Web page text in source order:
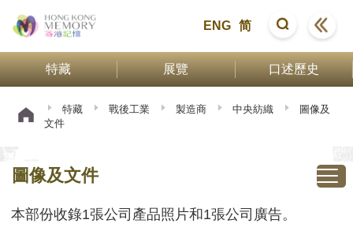
ENG 简
特藏 展覽 口述歷史
特藏 戰後工業 製造商 中央紡織
圖像及
文件
圖像及文件
本部份收錄1張公司產品照片和1張公司廣告。